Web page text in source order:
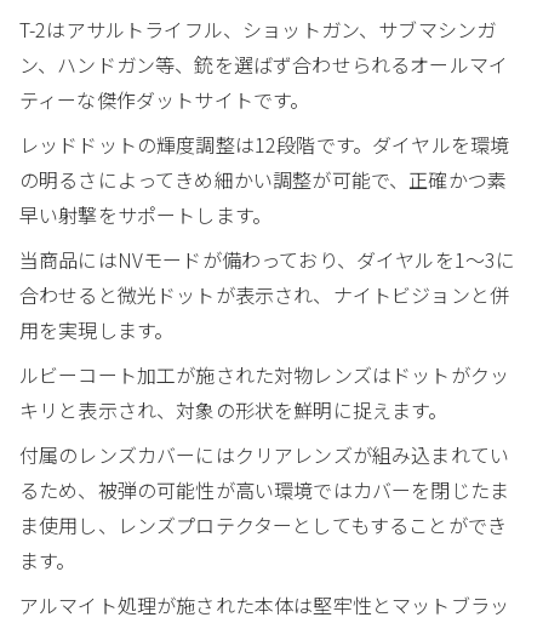
T-2はアサルトライフル、ショットガン、サブマシンガ
ン、ハンドガン等、銃を選ばず合わせられるオールマイ
ティーな傑作ダットサイトです。
レッドドットの輝度調整は12段階です。ダイヤルを環境
の明るさによってきめ細かい調整が可能で、正確かつ素
早い射撃をサポートします。
当商品にはNVモードが備わっており、ダイヤルを1～3に
合わせると微光ドットが表示され、ナイトビジョンと併
用を実現します。
ルビーコート加工が施された対物レンズはドットがクッ
キリと表示され、対象の形状を鮮明に捉えます。
付属のレンズカバーにはクリアレンズが組み込まれてい
るため、被弾の可能性が高い環境ではカバーを閉じたま
ま使用し、レンズプロテクターとしてもすることができ
ます。
アルマイト処理が施された本体は堅牢性とマットブラッ